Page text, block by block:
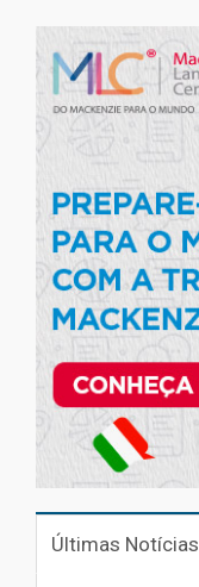
Últimas Notícias